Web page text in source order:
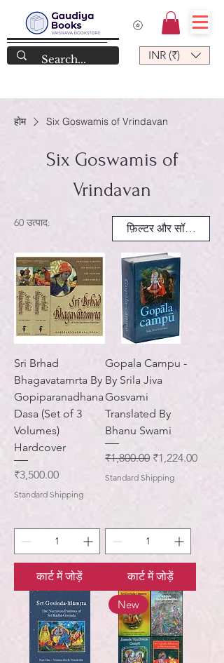
INR (₹)
होम Six Goswamis of Vrindavan
Six Goswamis of
Vrindavan
60 उत्पाद: फ़िल्टर और सॉर्ट करें
Sri Brhad
Bhagavatamrta By
Gopiparanadhana
Dasa (Set of 3
Volumes)
Hardcover
मूल्य
₹3,500.00
Standard Shipping
कार्ट में जोड़ें
Gopala Campu -
By Srila Jiva
Gosvami
Translated By
Bhanu Swami
नियमित मूल्य
₹1,800.00 बिक्री मूल्य
₹1,224.00
Standard Shipping
कार्ट में जोड़ें
New